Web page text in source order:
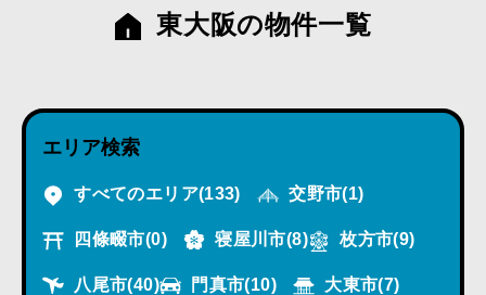
東大阪の物件一覧
エリア検索
すべてのエリア(133) 交野市(1)
四條畷市(0) 寝屋川市(8) 枚方市(9)
八尾市(40) 門真市(10) 大東市(7)